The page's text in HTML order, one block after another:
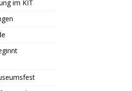
im KIT